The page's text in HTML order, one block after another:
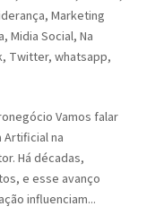
, Marketing
, Midia Social, Na
, Twitter, whatsapp,
Vamos falar
Artificial na
Há décadas,
e esse avanço
influenciam...